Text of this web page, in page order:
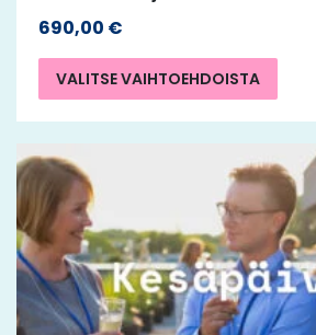
690,00 €
VALITSE VAIHTOEHDOISTA